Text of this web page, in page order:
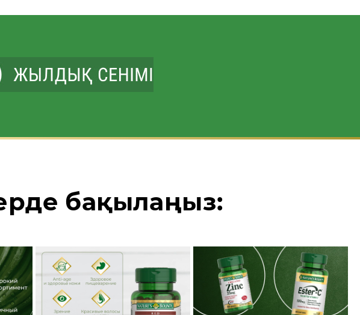
бақылаңыз: